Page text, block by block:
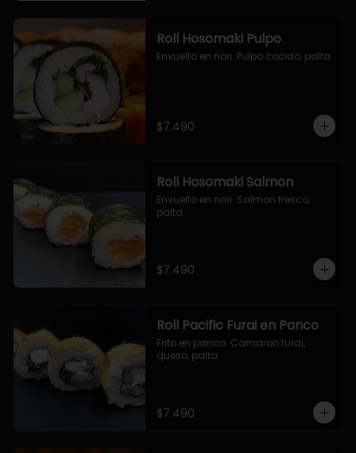
Roll Hosomaki Pulpo
Envuelto en nori. Pulpo cocido, palta.
$7.490
Roll Hosomaki Salmon
Envuelto en nori. Salmon fresco,
palta.
$7.490
Roll Pacific Furai en Panco
Frito en panco. Camaron furai,
queso, palta.
$7.490